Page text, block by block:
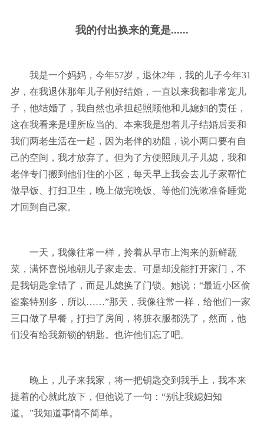
我的付出换来的竟是......
我是一个妈妈，今年57岁，退休2年，我的儿子今年31
岁，在我退休那年儿子刚好结婚，一直以来我都非常宠儿
子，他结婚了，我自然也承担起照顾他和儿媳妇的责任，
这在我看来是理所应当的。本来我是想着儿子结婚后要和
我们两老生活在一起，因为老伴的劝阻，说小两口要有自
己的空间，我才放弃了。但为了方便照顾儿子儿媳，我和
老伴专门搬到他们住的小区，每天早上我会去儿子家帮忙
做早饭、打扫卫生，晚上做完晚饭、等他们洗漱准备睡觉
才回到自己家。
一天，我像往常一样，拎着从早市上淘来的新鲜蔬
菜，满怀喜悦地朝儿子家走去。可是却没能打开家门，不
是我钥匙拿错了，而是儿媳换了门锁。她说：“最近小区偷
盗案特别多，所以……”那天，我像往常一样，给他们一家
三口做了早餐，打扫了房间，将脏衣服都洗了，然而，他
们没有给我新锁的钥匙。也许他们忘了吧。
晚上，儿子来我家，将一把钥匙交到我手上，我本来
提着的心就此放下，但他说了一句：“别让我媳妇知
道。”我知道事情不简单。